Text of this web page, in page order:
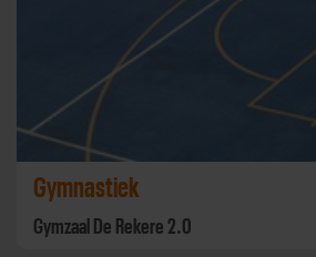
Gymnastiek
Gymzaal De Rekere 2.0